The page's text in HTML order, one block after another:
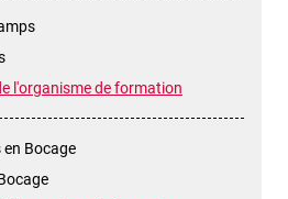
l'organisme de formation
en Bocage